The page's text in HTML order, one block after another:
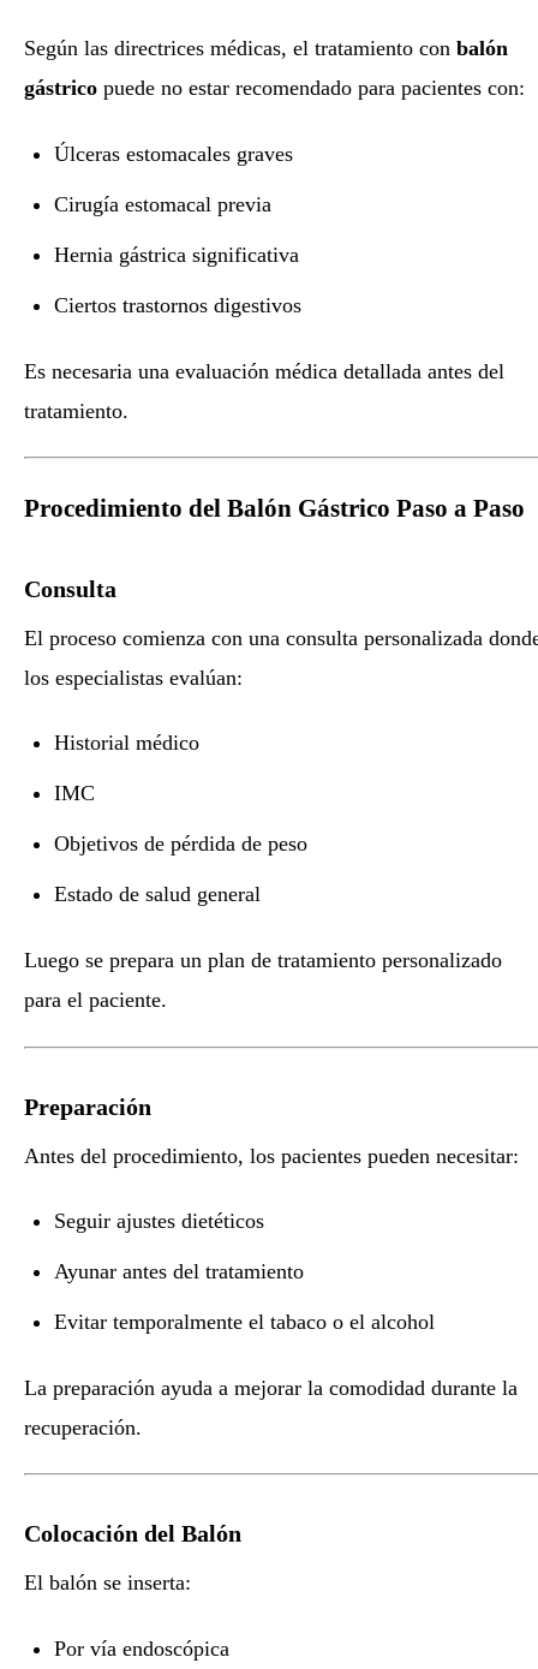
Según las directrices médicas, el tratamiento con balón
gástrico puede no estar recomendado para pacientes con:
Úlceras estomacales graves
Cirugía estomacal previa
Hernia gástrica significativa
Ciertos trastornos digestivos
Es necesaria una evaluación médica detallada antes del
tratamiento.
Procedimiento del Balón Gástrico Paso a Paso
Consulta
El proceso comienza con una consulta personalizada
los especialistas evalúan:
Historial médico
IMC
Objetivos de pérdida de peso
Estado de salud general
Luego se prepara un plan de tratamiento personalizado
para el paciente.
Preparación
Antes del procedimiento, los pacientes pueden necesitar:
Seguir ajustes dietéticos
Ayunar antes del tratamiento
Evitar temporalmente el tabaco o el alcohol
La preparación ayuda a mejorar la comodidad durante la
recuperación.
Colocación del Balón
El balón se inserta:
Por vía endoscópica